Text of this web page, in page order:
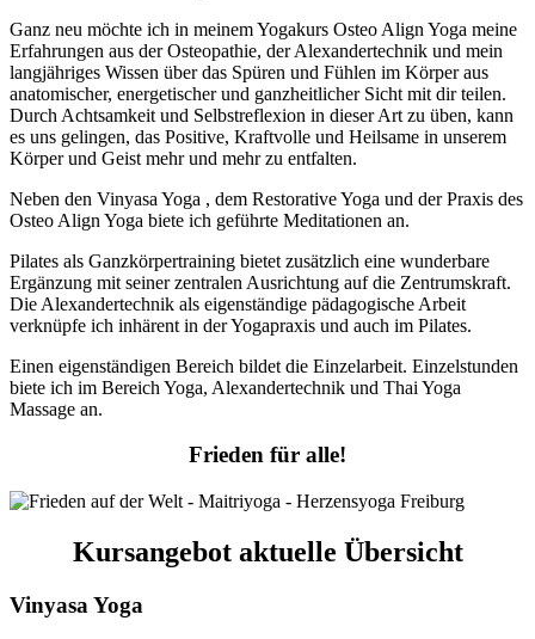
Ganz neu möchte ich in meinem Yogakurs Osteo Align Yoga meine
Erfahrungen aus der Osteopathie, der Alexandertechnik und mein
langjähriges Wissen über das Spüren und Fühlen im Körper aus
anatomischer, energetischer und ganzheitlicher Sicht mit dir teilen.
Durch Achtsamkeit und Selbstreflexion in dieser Art zu üben, kann
es uns gelingen, das Positive, Kraftvolle und Heilsame in unserem
Körper und Geist mehr und mehr zu entfalten.
Neben den Vinyasa Yoga , dem Restorative Yoga und der Praxis des
Osteo Align Yoga biete ich geführte Meditationen an.
Pilates als Ganzkörpertraining bietet zusätzlich eine wunderbare
Ergänzung mit seiner zentralen Ausrichtung auf die Zentrumskraft.
Die Alexandertechnik als eigenständige pädagogische Arbeit
verknüpfe ich inhärent in der Yogapraxis und auch im Pilates.
Einen eigenständigen Bereich bildet die Einzelarbeit. Einzelstunden
biete ich im Bereich Yoga, Alexandertechnik und Thai Yoga
Massage an.
Frieden für alle!
Kursangebot aktuelle Übersicht
Vinyasa Yoga